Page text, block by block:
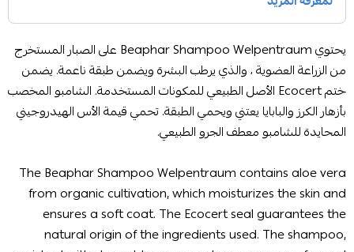
يحتوي Beaphar Shampoo Welpentraum على الصبار المستخرج
من الزراعة العضوية ، والذي يرطب البشرة ويضمن طبقة ناعمة. يضمن
ختم Ecocert الأصل الطبيعي للمكونات المستخدمة. الشامبو المخصب
بأزهار الكرز والبابايا يعتني ويحمي الطبقة. تحمي قيمة الأس الهيدروجيني
المحايدة للشامبو معطف الجرو الطبيعي.
The Beaphar Shampoo Welpentraum contains aloe vera
from organic cultivation, which moisturizes the skin and
ensures a soft coat. The Ecocert seal guarantees the
natural origin of the ingredients used. The shampoo,